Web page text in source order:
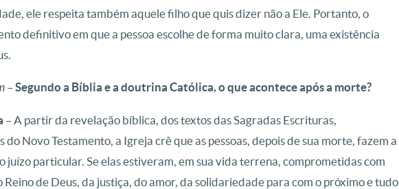
ele respeita também aquele filho que quis dizer não a Ele. Portanto, o
definitivo em que a pessoa escolhe de forma muito clara, uma existência
–Segundo a Bíblia e a doutrina Católica, o que acontece após a morte?
– A partir da revelação bíblica, dos textos das Sagradas Escrituras,
Novo Testamento, a Igreja crê que as pessoas, depois de sua morte, fazem a
juízo particular. Se elas estiveram, em sua vida terrena, comprometidas com
Reino de Deus, da justiça, do amor, da solidariedade para com o próximo e tudo